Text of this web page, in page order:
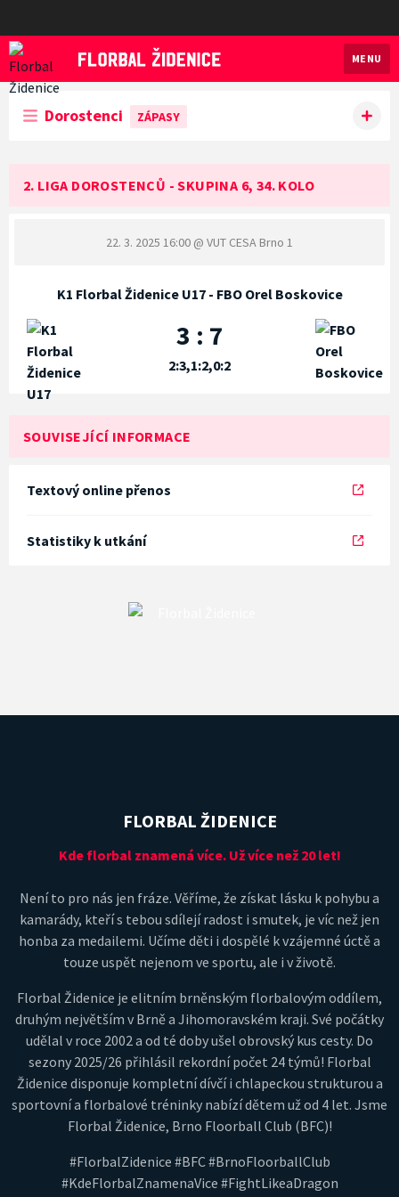
Florbal Židenice
MENU
Dorostenci ZÁPASY
2. LIGA DOROSTENCŮ - SKUPINA 6, 34. KOLO
22. 3. 2025 16:00 @ VUT CESA Brno 1
K1 Florbal Židenice U17 - FBO Orel Boskovice
3 : 7
2:3,1:2,0:2
SOUVISEJÍCÍ INFORMACE
Textový online přenos
Statistiky k utkání
FLORBAL ŽIDENICE
Kde florbal znamená více. Už více než 20 let!
Není to pro nás jen fráze. Věříme, že získat lásku k pohybu a
kamarády, kteří s tebou sdílejí radost i smutek, je víc než jen
honba za medailemi. Učíme děti i dospělé k vzájemné úctě a
touze uspět nejenom ve sportu, ale i v životě.
Florbal Židenice je elitním brněnským florbalovým oddílem,
druhým největším v Brně a Jihomoravském kraji. Své počátky
udělal v roce 2002 a od té doby ušel obrovský kus cesty. Do
sezony 2025/26 přihlásil rekordní počet 24 týmů! Florbal
Židenice disponuje kompletní dívčí i chlapeckou strukturou a
sportovní a florbalové tréninky nabízí dětem už od 4 let. Jsme
Florbal Židenice, Brno Floorball Club (BFC)!
#FlorbalZidenice #BFC #BrnoFloorballClub
#KdeFlorbalZnamenaVice #FightLikeaDragon